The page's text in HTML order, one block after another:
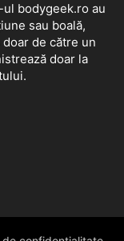
bodygeek.ro au
sau boală,
de către un
doar la